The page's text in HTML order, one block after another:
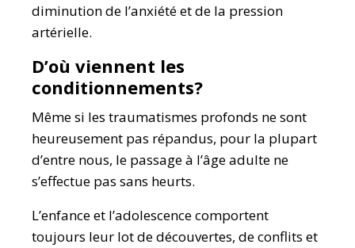
diminution de l’anxiété et de la pression
artérielle.
D’où viennent les
conditionnements?
Même si les traumatismes profonds ne sont
heureusement pas répandus, pour la plupart
d’entre nous, le passage à l’âge adulte ne
s’effectue pas sans heurts.
L’enfance et l’adolescence comportent
toujours leur lot de découvertes, de conflits et